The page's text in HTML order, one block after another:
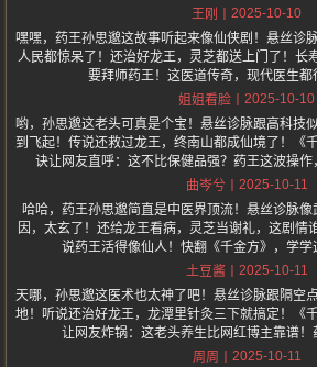
王刚
2025-10-10
嘿嘿，药王孙思邈这故事听起来像仙侠剧！悬丝诊
人民都惊呆了！还治好龙王，灵芝都送上门了！长
要拜师药王！这医道传奇，现代医生都
姐姐看脸
2025-10-10
哟，孙思邈这老头可真是个宝！悬丝诊脉跟高科技
到飞起！传说还救过龙王，终南山都成仙境了！《
诀让网友直呼：这不比保健品强？药王这波操作
曲岑兮
2025-10-11
哈哈，药王孙思邈简直是中医界顶流！悬丝诊脉
因，太玄了！还给龙王看病，灵芝当谢礼，这剧情
说药王活得像仙人！快翻《千金方》，学学
土豆酱
2025-10-11
天哪，孙思邈这医术也太神了吧！悬丝诊脉跟隔空
地！听说还治好龙王，龙潭里针灸三下就搞定！《
让网友炸锅：这老头养生比网红博主靠谱！
周周
2025-10-11